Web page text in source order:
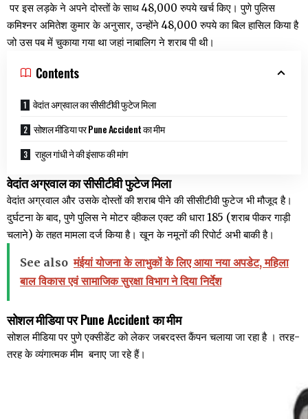
पर इस लड़के ने अपने दोस्तों के साथ 48,000 रुपये खर्च किए। पुणे पुलिस
कमिश्नर अमितेश कुमार के अनुसार, उन्होंने 48,000 रुपये का बिल हासिल किया है
जो उस पब में चुकाया गया था जहां नाबालिग ने शराब पी थी।
Contents
वेदांत अग्रवाल का सीसीटीवी फुटेज मिला
सोशल मीडिया पर Pune Accident का मीम
राहुल गांधी ने की इंसाफ की मांग
वेदांत अग्रवाल का सीसीटीवी फुटेज मिला
वेदांत अग्रवाल और उसके दोस्तों की शराब पीने की सीसीटीवी फुटेज भी मौजूद है।
दुर्घटना के बाद, पुणे पुलिस ने मोटर व्हीकल एक्ट की धारा 185 (शराब पीकर गाड़ी
चलाने) के तहत मामला दर्ज किया है। खून के नमूनों की रिपोर्ट अभी बाकी है।
See also मंईयां योजना के लाभुकों के लिए आया नया अपडेट, महिला
बाल विकास एवं सामाजिक सुरक्षा विभाग ने दिया निर्देश
सोशल मीडिया पर Pune Accident का मीम
सोशल मीडिया पर पुणे एक्सीडेंट को लेकर जबरदस्त कैंपन चलाया जा रहा है । तरह-
तरह के व्यंगात्मक मीम बनाए जा रहे हैं।